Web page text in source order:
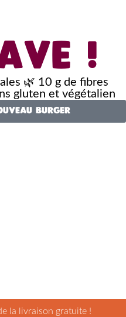
!
🌿 10 g de fibres
gluten et végétalien
BURGER
la livraison gratuite !